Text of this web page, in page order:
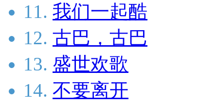
11. 我们一起酷
12. 古巴，古巴
13. 盛世欢歌
14. 不要离开